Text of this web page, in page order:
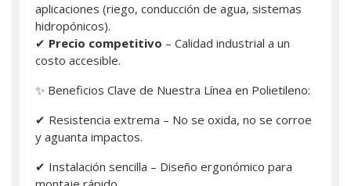
aplicaciones (riego, conducción de agua, sistemas
hidropónicos).
✔ Precio competitivo – Calidad industrial a un
costo accesible.
✨ Beneficios Clave de Nuestra Línea en Polietileno:
✔ Resistencia extrema – No se oxida, no se corroe
y aguanta impactos.
✔ Instalación sencilla – Diseño ergonómico para